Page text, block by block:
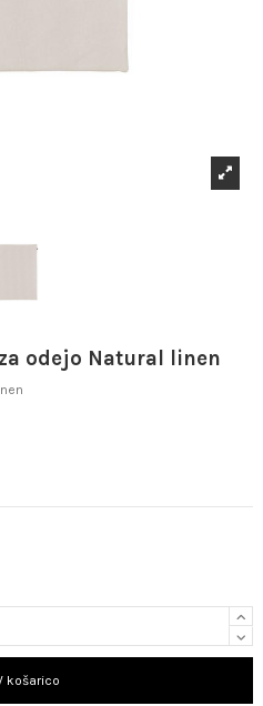
odejo Natural linen
košarico